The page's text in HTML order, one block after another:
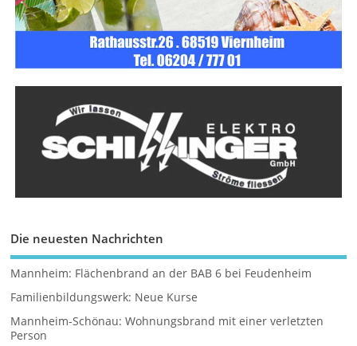
Die neuesten Nachrichten
Mannheim: Flächenbrand an der BAB 6 bei Feudenheim
Familienbildungswerk: Neue Kurse
Mannheim-Schönau: Wohnungsbrand mit einer verletzten
Person